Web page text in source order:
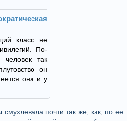
класс не
По-
так
он
она и у
смухлевала почти так же, как, по ее